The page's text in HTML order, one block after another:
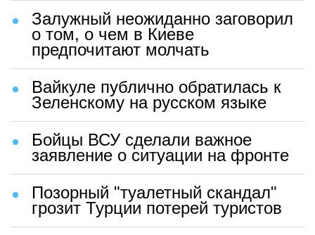
Залужный неожиданно заговорил
о том, о чем в Киеве
предпочитают молчать
Вайкуле публично обратилась к
Зеленскому на русском языке
Бойцы ВСУ сделали важное
заявление о ситуации на фронте
Позорный "туалетный скандал"
грозит Турции потерей туристов